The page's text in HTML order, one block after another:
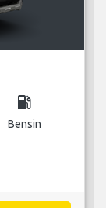
local_gas_station
Bensin